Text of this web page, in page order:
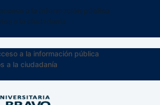
a la información pública
a la ciudadanía